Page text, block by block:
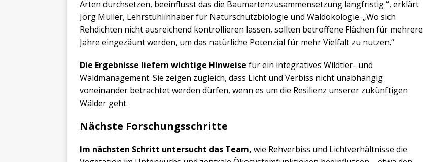
Arten durchsetzen, beeinflusst das die Baumartenzusammensetzung langfristig “, erklärt
Jörg Müller, Lehrstuhlinhaber für Naturschutzbiologie und Waldökologie. „Wo sich
Rehdichten nicht ausreichend kontrollieren lassen, sollten betroffene Flächen für mehrere
Jahre eingezäunt werden, um das natürliche Potenzial für mehr Vielfalt zu nutzen.“
Die Ergebnisse liefern wichtige Hinweise für ein integratives Wildtier- und
Waldmanagement. Sie zeigen zugleich, dass Licht und Verbiss nicht unabhängig
voneinander betrachtet werden dürfen, wenn es um die Resilienz unserer zukünftigen
Wälder geht.
Nächste Forschungsschritte
Im nächsten Schritt untersucht das Team, wie Rehverbiss und Lichtverhältnisse die